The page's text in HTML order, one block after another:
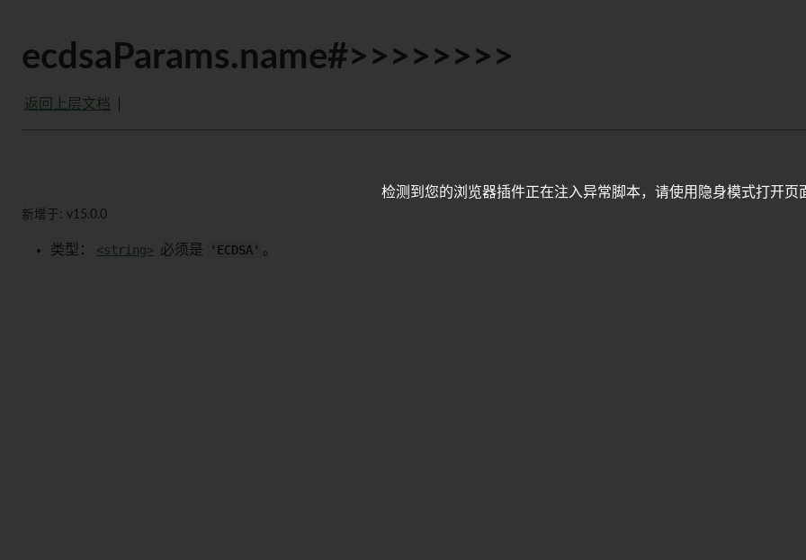
ecdsaParams.name#>>>>>>>>
返回上层文档
新增于: v15.0.0
类型： <string> 必须是 'ECDSA' 。
检测到您的浏览器插件正在注入异常脚本，请使用隐身模式打开页